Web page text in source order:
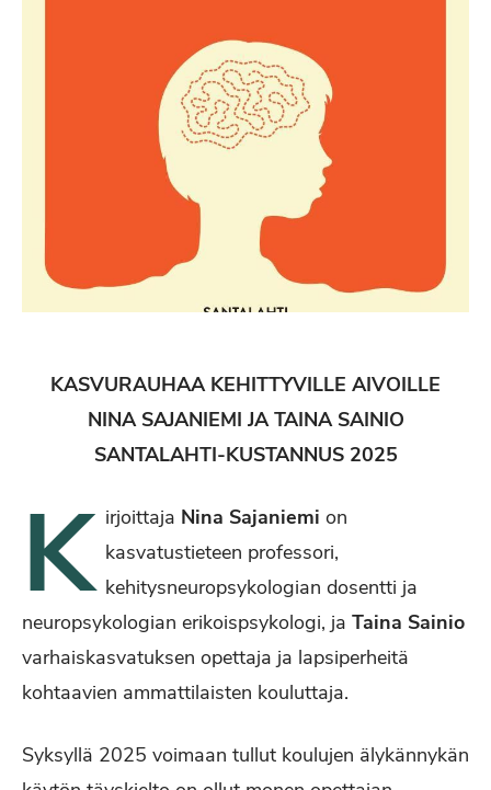
KASVURAUHAA KEHITTYVILLE AIVOILLE
NINA SAJANIEMI JA TAINA SAINIO
SANTALAHTI-KUSTANNUS 2025
K irjoittaja Nina Sajaniemi on
kasvatustieteen professori,
kehitysneuropsykologian dosentti ja
neuropsykologian erikoispsykologi, ja Taina Sainio
varhaiskasvatuksen opettaja ja lapsiperheitä
kohtaavien ammattilaisten kouluttaja.
Syksyllä 2025 voimaan tullut koulujen älykännykän